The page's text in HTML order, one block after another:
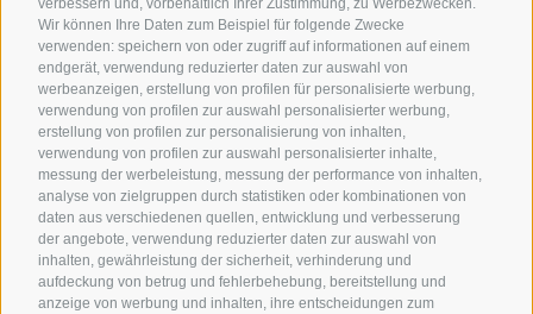
verbessern und, vorbehaltlich Ihrer Zustimmung, zu Werbezwecken.
Wir können Ihre Daten zum Beispiel für folgende Zwecke
verwenden: speichern von oder zugriff auf informationen auf einem
endgerät, verwendung reduzierter daten zur auswahl von
werbeanzeigen, erstellung von profilen für personalisierte werbung,
verwendung von profilen zur auswahl personalisierter werbung,
erstellung von profilen zur personalisierung von inhalten,
verwendung von profilen zur auswahl personalisierter inhalte,
messung der werbeleistung, messung der performance von inhalten,
analyse von zielgruppen durch statistiken oder kombinationen von
daten aus verschiedenen quellen, entwicklung und verbesserung
der angebote, verwendung reduzierter daten zur auswahl von
inhalten, gewährleistung der sicherheit, verhinderung und
aufdeckung von betrug und fehlerbehebung, bereitstellung und
anzeige von werbung und inhalten, ihre entscheidungen zum
Impressionen
Newsletter
Kontakt
Beratung
Marketing & Vertrieb